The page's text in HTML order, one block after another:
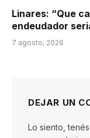
Linares: “Que
endeudador
7 agosto, 2026
DEJAR UN
Lo siento,